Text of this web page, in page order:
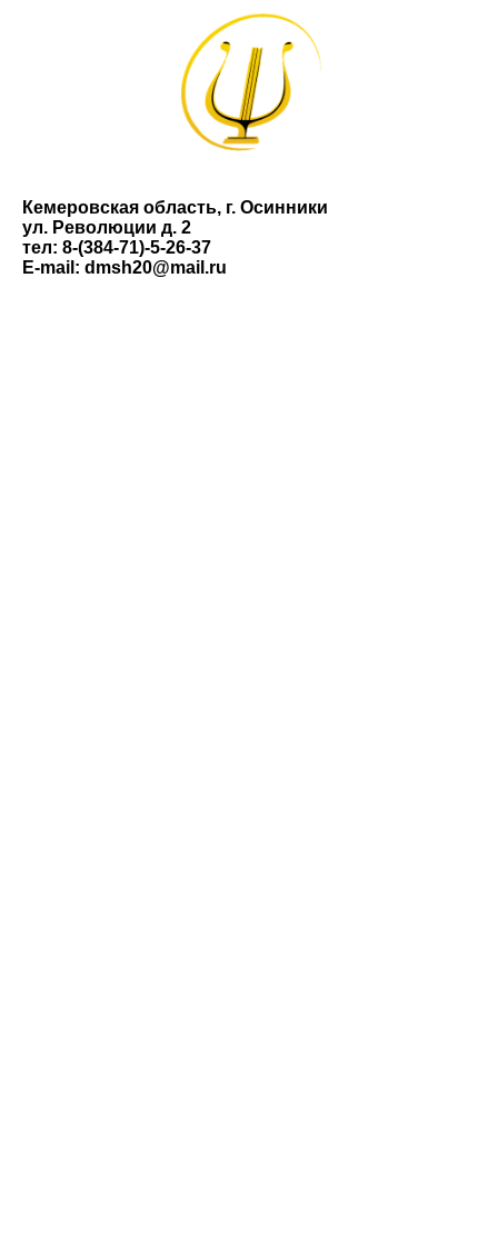
Кемеровская область, г. Осинники
ул. Революции д. 2
тел: 8-(384-71)-5-26-37
E-mail: dmsh20@mail.ru